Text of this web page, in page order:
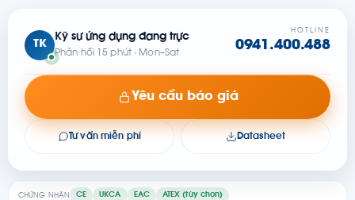
CHỨNG NHẬN CE UKCA EAC ATEX (tùy chọn)
TK
Kỹ sư ứng dụng đang trực
Phản hồi 15 phút · Mon–Sat
HOTLINE
0941.400.488
Yêu cầu báo giá
Tư vấn miễn phí Datasheet